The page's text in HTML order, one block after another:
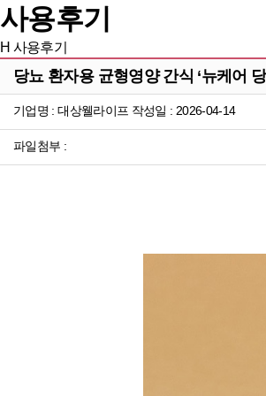
사용후기
H 사용후기
당뇨 환자용 균형영양 간식 ‘뉴케어
기업명 : 대상웰라이프 작성일 : 2026-04-14
파일첨부 :